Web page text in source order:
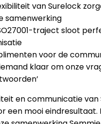
van Surelock
samenwerking
traject sloot
voor de
klaar om onze
en communicatie van
een mooi eindresultaat.